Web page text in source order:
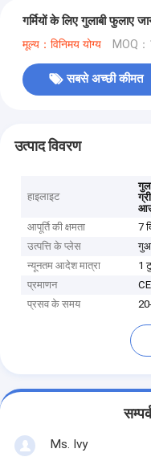
गर्मियों के लिए गुलाबी फुलाए
मूल्य：विनिमय योग्य MOQ
सबसे अच्छी कीमत
उत्पाद विवरण
हाइलाइट
आपूर्ति की क्षमता
7
उत्पत्ति के प्लेस
न्यूनतम आदेश मात्रा
1
प्रमाणन
प्रसव के समय
Ms. Ivy